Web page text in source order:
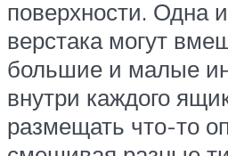
поверхности. Одна
верстака могут
большие и малые
внутри каждого
размещать что-то